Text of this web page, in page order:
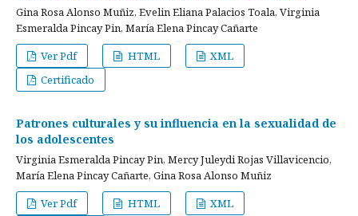
Gina Rosa Alonso Muñiz, Evelin Eliana Palacios Toala, Virginia
Esmeralda Pincay Pin, María Elena Pincay Cañarte
Ver Pdf
HTML
XML
Certificado
Patrones culturales y su influencia en la sexualidad de
los adolescentes
Virginia Esmeralda Pincay Pin, Mercy Juleydi Rojas Villavicencio,
María Elena Pincay Cañarte, Gina Rosa Alonso Muñiz
Ver Pdf
HTML
XML